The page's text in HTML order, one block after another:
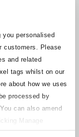
personalised
customers. Please
and related
tags whilst on our
about how we uses
processed by
You can also amend
Manage
TE
ticket
in je
de
Klik hier om
te